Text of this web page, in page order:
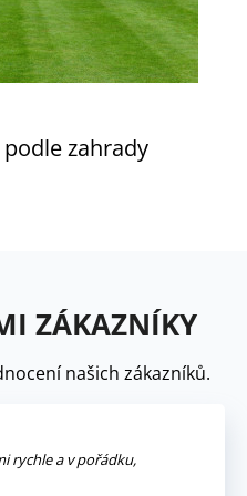
zahrady
ZÁKAZNÍKY
našich zákazníků.
rychle a v pořádku,